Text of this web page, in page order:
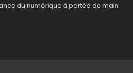
du numérique à portée de main